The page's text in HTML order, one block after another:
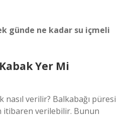
günde ne kadar su içmeli
Yer Mi
nasıl verilir? Balkabağı püresi
itibaren verilebilir. Bunun